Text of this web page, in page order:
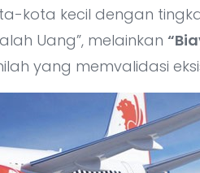
kota kecil dengan
Uang”, melainkan
yang memvalidasi